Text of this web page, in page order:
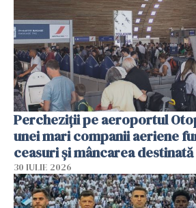
Percheziții pe aeroportul
unei mari companii aeriene
ceasuri și mâncarea
30 IULIE 2026